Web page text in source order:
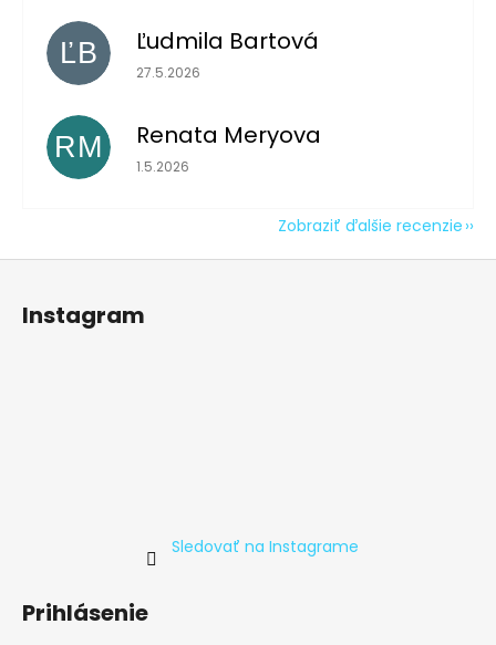
ĽB Ľudmila Bartová
Hodnotenie obchodu je 5 z 5 hviezdičiek.
27.5.2026
RM Renata Meryova
Hodnotenie obchodu je 5 z 5 hviezdičiek.
1.5.2026
Zobraziť ďalšie recenzie
Instagram
Sledovať na Instagrame
Prihlásenie